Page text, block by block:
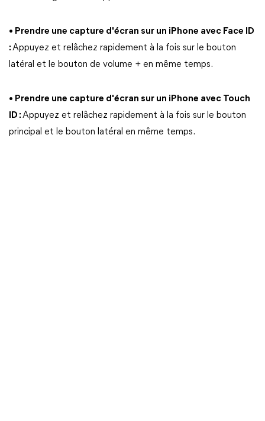
• Prendre une capture d'écran sur un iPhone avec Face ID
:Appuyez et relâchez rapidement à la fois sur le bouton
latéral et le bouton de volume + en même temps.
• Prendre une capture d'écran sur un iPhone avec Touch
ID :Appuyez et relâchez rapidement à la fois sur le bouton
principal et le bouton latéral en même temps.